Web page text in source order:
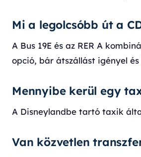
Mi a legolcsóbb út a
A Bus 19E és az RER A
opció, bár átszállást igényel
Mennyibe kerül egy
A Disneylandbe tartó taxik
Van közvetlen